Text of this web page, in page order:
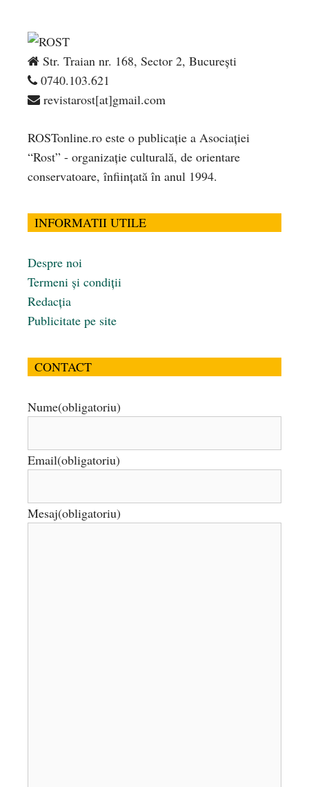
Str. Traian nr. 168, Sector 2, București
0740.103.621
revistarost[at]gmail.com
ROSTonline.ro este o publicaţie a Asociaţiei
“Rost” - organizaţie culturală, de orientare
conservatoare, înfiinţată în anul 1994.
INFORMATII UTILE
Despre noi
Termeni și condiții
Redacția
Publicitate pe site
CONTACT
Nume(obligatoriu)
Email(obligatoriu)
Mesaj(obligatoriu)